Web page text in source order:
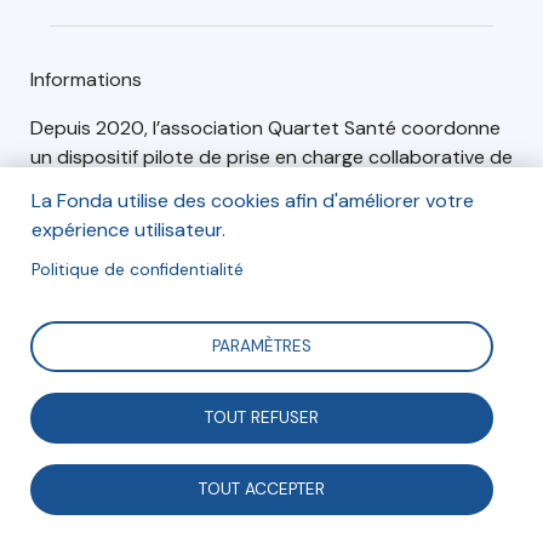
Informations
Depuis 2020, l’association Quartet Santé coordonne
un dispositif pilote de prise en charge collaborative de
(Sésame).
Enjeux sociétaux
La Fonda utilise des cookies afin d'améliorer votre
expérience utilisateur.
Politique de confidentialité
PARAMÈTRES
TOUT REFUSER
TOUT ACCEPTER